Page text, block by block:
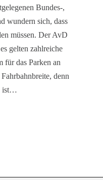
Bundes-,
wundern sich, dass
müssen. Der AvD
gelten zahlreiche
für das Parken an
denn
ist…